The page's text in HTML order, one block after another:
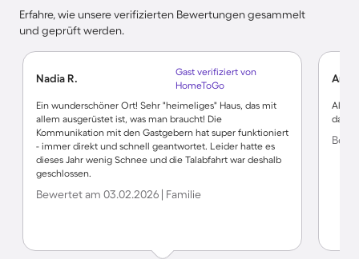
Erfahre, wie unsere verifizierten Bewertungen gesammelt
und geprüft werden.
Nadia R.
Gast verifiziert von
HomeToGo
Ein wunderschöner Ort! Sehr "heimeliges" Haus, das mit
allem ausgerüstet ist, was man braucht! Die
Kommunikation mit den Gastgebern hat super funktioniert
- immer direkt und schnell geantwortet. Leider hatte es
dieses Jahr wenig Schnee und die Talabfahrt war deshalb
geschlossen.
Bewertet am 03.02.2026 | Familie
Alles
das